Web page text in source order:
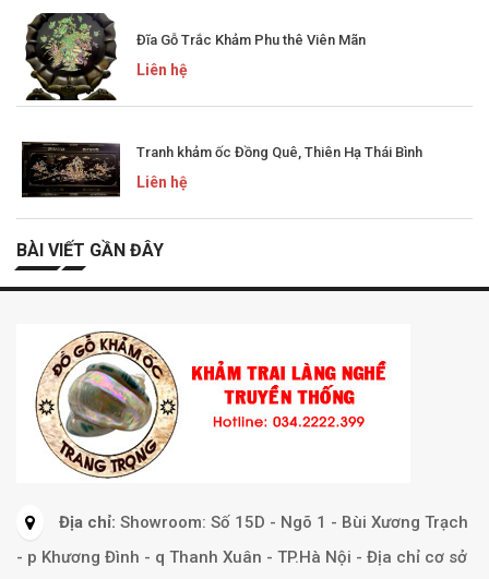
Đĩa Gỗ Trắc Khảm Phu thê Viên Mãn
Liên hệ
Tranh khảm ốc Đồng Quê, Thiên Hạ Thái Bình
Liên hệ
BÀI VIẾT GẦN ĐÂY
Địa chỉ: Showroom: Số 15D - Ngõ 1 - Bùi Xương Trạch
- p Khương Đình - q Thanh Xuân - TP.Hà Nội - Địa chỉ cơ sở